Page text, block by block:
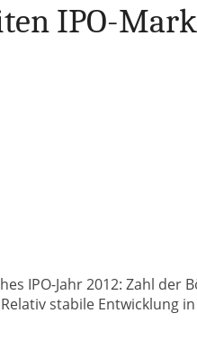
IPO-
IPO-Jahr 2012: Zahl
stabile Entwicklung